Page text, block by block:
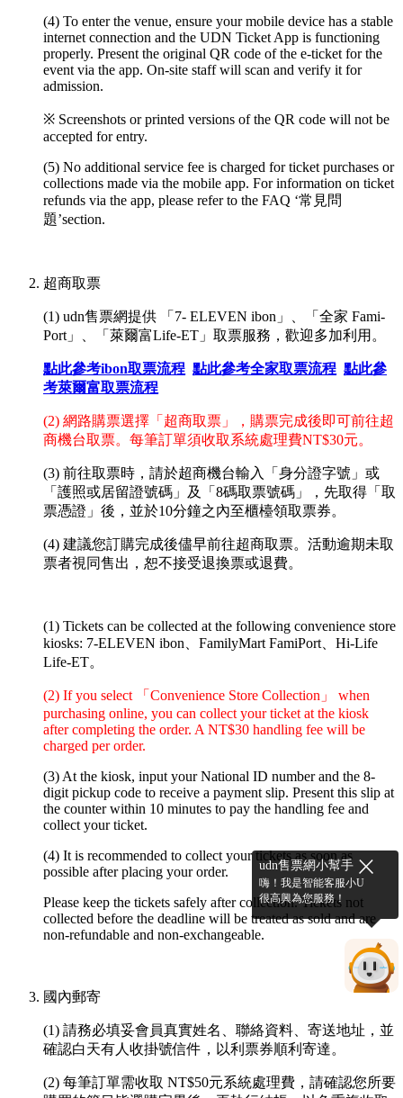
(4) To enter the venue, ensure your mobile device has a stable
internet connection and the UDN Ticket App is functioning
properly. Present the original QR code of the e-ticket for the
event via the app. On-site staff will scan and verify it for
admission.
※ Screenshots or printed versions of the QR code will not be
accepted for entry.
(5) No additional service fee is charged for ticket purchases or
collections made via the mobile app. For information on ticket
refunds via the app, please refer to the FAQ ‘常見問
題’section.
超商取票
(1) udn售票網提供 「7- ELEVEN ibon」、「全家 Fami-
Port」、「萊爾富Life-ET」取票服務，歡迎多加利用。
點此參考ibon取票流程 點此參考全家取票流程 點此參
考萊爾富取票流程
(2) 網路購票選擇「超商取票」，購票完成後即可前往超
商機台取票。每筆訂單須收取系統處理費NT$30元。
(3) 前往取票時，請於超商機台輸入 「 身分證字號 」或
「護照或居留證號碼」
及 「 8碼取票號碼 」
，先取得「取
票憑證」後，並於10分鐘之內至櫃檯領取票券。
(4) 建議您訂購完成後儘早前往超商取票。活動逾期未取
票者視同售出，恕不接受退換票或退費。
(1) Tickets can be collected at the following convenience store
kiosks: 7-ELEVEN ibon、FamilyMart FamiPort、Hi-Life
Life-ET。
(2) If you select 「Convenience Store Collection」 when
purchasing online, you can collect your ticket at the kiosk
after completing the order. A NT$30 handling fee will be
charged per order.
(3) At the kiosk, input your National ID number and the 8-
digit pickup code to receive a payment slip. Present this slip at
the counter within 10 minutes to pay the handling fee and
collect your ticket.
(4) It is recommended to collect your tickets as soon as
possible after placing your order.
Please keep the tickets safely after collection. Tickets not
collected before the deadline will be treated as sold and are
non-refundable and non-exchangeable.
國內郵寄
(1) 請務必填妥會員真實姓名、聯絡資料、寄送地址，並
確認白天有人收掛號信件，以利票券順利寄達。
(2) 每筆訂單需收取 NT$50元系統處理費，請確認您所要
udn售票網小幫手
嗨！我是智能客服小U
很高興為您服務！